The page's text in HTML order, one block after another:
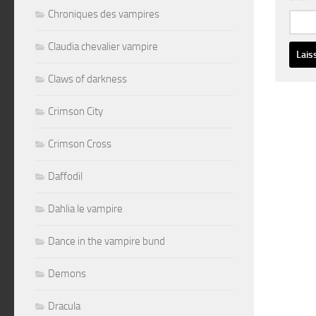
Chroniques des vampires
Claudia chevalier vampire
Claws of darkness
Crimson City
Crimson Cross
Daffodil
Dahlia le vampire
Dance in the vampire bund
Demons
Dracula